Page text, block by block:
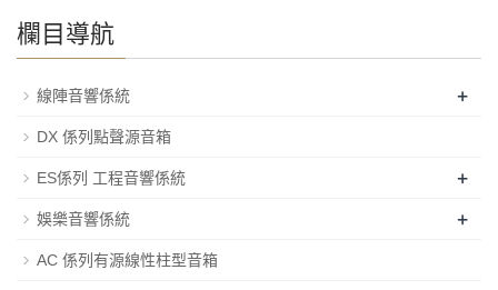
欄目導航
線陣音響係統 +
DX 係列點聲源音箱
ES係列 工程音響係統 +
娛樂音響係統 +
AC 係列有源線性柱型音箱